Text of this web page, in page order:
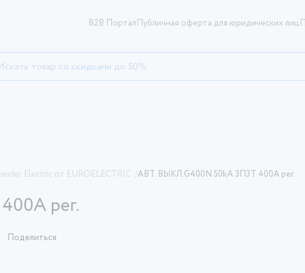
B2B ПорталПубличная оферта для юридических лиц
Electric от EUROELECTRIC /АВТ. ВЫКЛ.G400N 50kA 3П3Т 400A рег.
рег.
Поделиться